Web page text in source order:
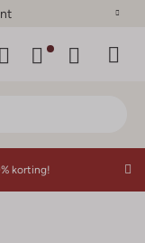
korting!